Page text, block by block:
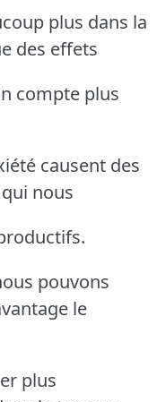
plus dans la
des effets
compte plus
causent des
nous
pouvons
le
plus